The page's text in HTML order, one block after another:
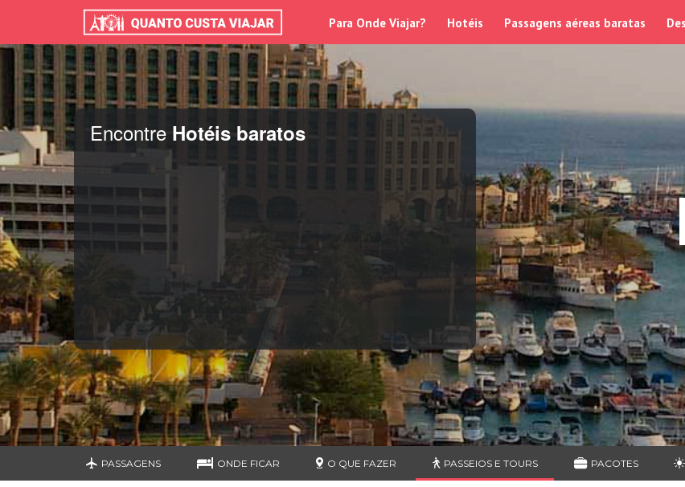
Para Onde Viajar? Hotéis Passagens aéreas baratas
Encontre Hotéis baratos
PASSAGENS ONDE FICAR O QUE FAZER PASSEIOS E TOURS PACOTES